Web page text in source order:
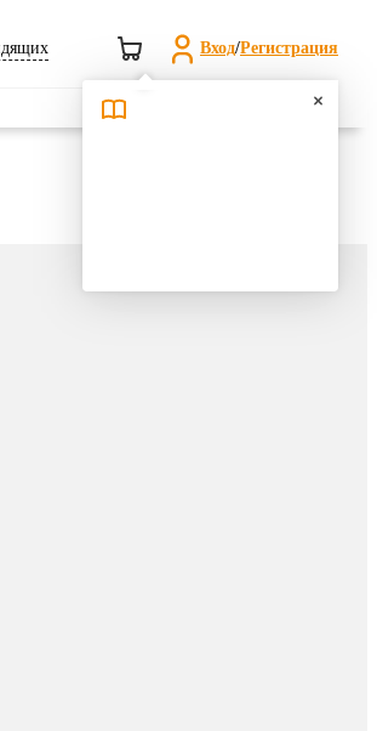
Вход/Регистрация
Поиск